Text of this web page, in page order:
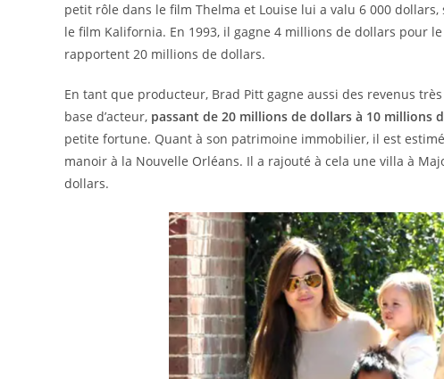
petit rôle dans le film Thelma et Louise lui a valu 6 000 dollars,
le film Kalifornia. En 1993, il gagne 4 millions de dollars pour
rapportent 20 millions de dollars.
En tant que producteur, Brad Pitt gagne aussi des revenus
base d’acteur, passant de 20 millions de dollars à 10 millions
petite fortune. Quant à son patrimoine immobilier, il est
manoir à la Nouvelle Orléans. Il a rajouté à cela une villa à
dollars.